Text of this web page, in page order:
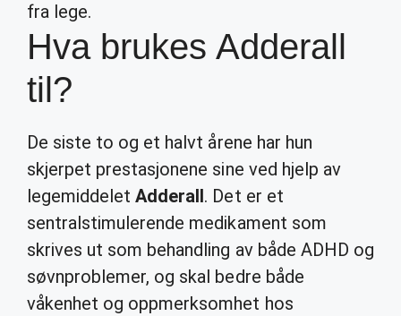
fra lege.
Hva brukes Adderall
til?
De siste to og et halvt årene har hun
skjerpet prestasjonene sine ved hjelp av
legemiddeletAdderall. Det er et
sentralstimulerende medikament som
skrives ut som behandling av både ADHD og
søvnproblemer, og skal bedre både
våkenhet og oppmerksomhet hos